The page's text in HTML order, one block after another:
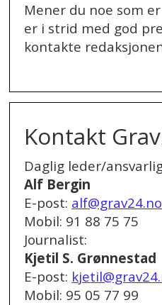
Mener du noe som
er i strid med god
kontakte
Kontakt
Daglig leder/
Alf Bergin
E-post: alf@grav24.no
Mobil: 91 88 75 75
Journalist:
Kjetil S. Grønnestad
E-post:
Mobil: 95 05 77 99